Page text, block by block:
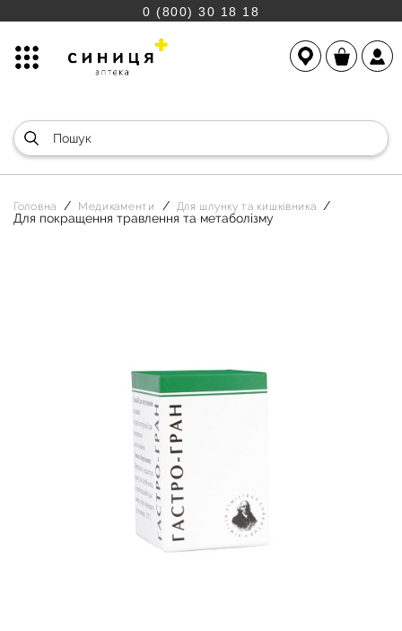
0 (800) 30 18 18
Головна Медикаменти Для шлунку та кишківника
Для покращення травлення та метаболізму